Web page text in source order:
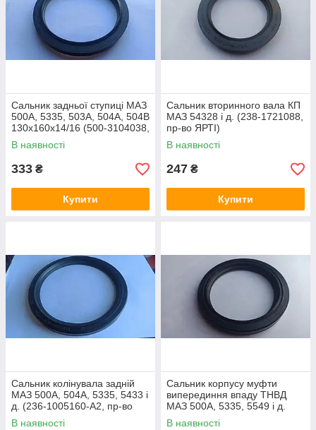
Сальник задньої ступиці МАЗ
500А, 5335, 503А, 504А, 504В
130х160х14/16 (500-3104038,
пр-во Курскрезинотехніка)
В наявності
333 ₴
Купити
Сальник вторинного вала КП
МАЗ 54328 і д. (238-1721088,
пр-во ЯРТІ)
В наявності
247 ₴
Купити
Сальник колінувала задній
МАЗ 500А, 504А, 5335, 5433 і
д. (236-1005160-А2, пр-во
Курскрізинотехніка)
В наявності
Сальник корпусу муфти
виперединня впаду ТНВД
МАЗ 500А, 5335, 5549 і д.
(236-1121090, 75 х94х10)
В наявності